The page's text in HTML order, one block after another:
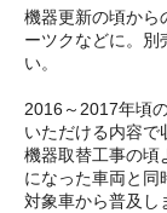
機器更新の頃から
ーツクなどに。別
い。
2016～2017年頃
いただける内容で
機器取替工事の頃
になった車両と同
対象車から普及し